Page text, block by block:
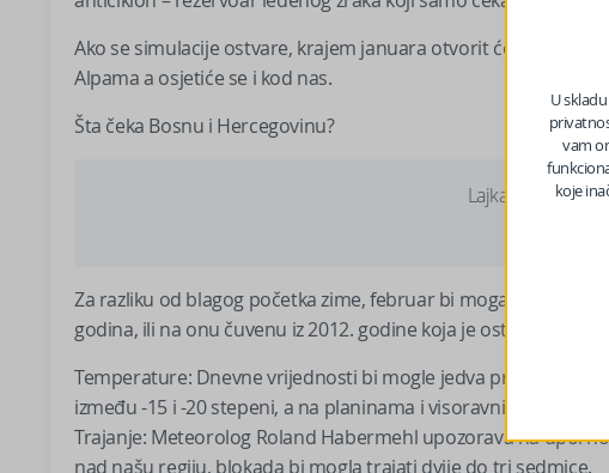
Ako se simulacije ostvare, krajem januara otvorit će se
Alpama a osjetiće se i kod nas.
Šta čeka Bosnu i Hercegovinu?
Lajkajte nas na
Za razliku od blagog početka zime, februar bi mogao donijeti
godina, ili na onu čuvenu iz 2012. godine koja je ostala
Temperature: Dnevne vrijednosti bi mogle jedva prelaziti -10
između -15 i -20 stepeni, a na planinama i visoravnima i niže.
Trajanje: Meteorolog Roland Habermehl upozorava na
nad našu regiju, blokada bi mogla trajati dvije do tri sedmice.
U
vam
koje